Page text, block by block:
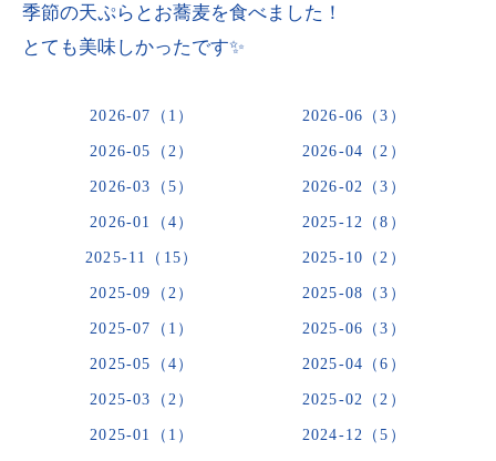
季節の天ぷらとお蕎麦を食べました！
とても美味しかったです✨
2026-07（1） 2026-06（3）
2026-05（2） 2026-04（2）
2026-03（5） 2026-02（3）
2026-01（4） 2025-12（8）
2025-11（15） 2025-10（2）
2025-09（2） 2025-08（3）
2025-07（1） 2025-06（3）
2025-05（4） 2025-04（6）
2025-03（2） 2025-02（2）
2025-01（1） 2024-12（5）